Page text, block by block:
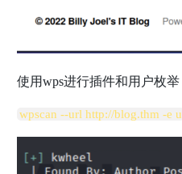
使用wps进行插件和用户枚举
wpscan --url http://blog.thm -e u